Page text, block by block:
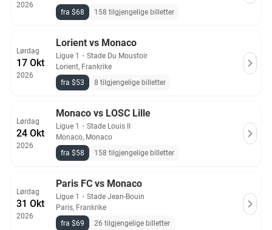
2026
fra $68
158 tilgjengelige billetter
Lørdag
17 Okt
2026
Lorient vs Monaco
Ligue 1 ・ Stade Du Moustoir
Lorient, Frankrike
fra $53
8 tilgjengelige billetter
Lørdag
24 Okt
2026
Monaco vs LOSC Lille
Ligue 1 ・ Stade Louis II
Monaco, Monaco
fra $58
158 tilgjengelige billetter
Lørdag
31 Okt
2026
Paris FC vs Monaco
Ligue 1 ・ Stade Jean-Bouin
Paris, Frankrike
fra $69
26 tilgjengelige billetter